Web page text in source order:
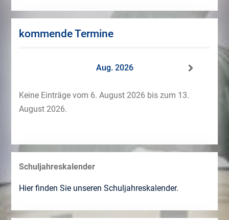
kommende Termine
Aug. 2026
Keine Einträge vom 6. August 2026 bis zum 13.
August 2026.
Schuljahreskalender
Hier finden Sie unseren Schuljahreskalender.